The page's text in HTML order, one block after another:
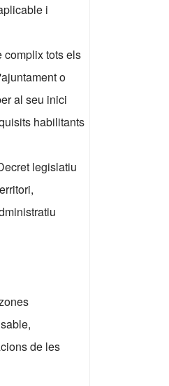
i
complix tots els
o
al seu inici
habilitants
legislatiu
de les